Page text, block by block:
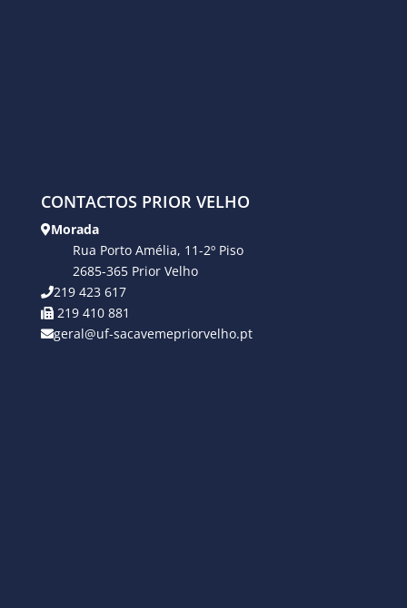
CONTACTOS PRIOR VELHO
Morada
Rua Porto Amélia, 11-2º Piso
2685-365 Prior Velho
219 423 617
219 410 881
geral@uf-sacavemepriorvelho.pt